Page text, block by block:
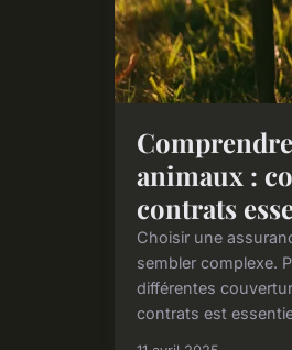
animaux :
contrats
Choisir une
sembler complexe.
différentes
contrats est